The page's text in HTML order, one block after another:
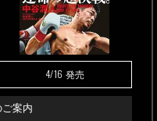
4/16 発売
案内